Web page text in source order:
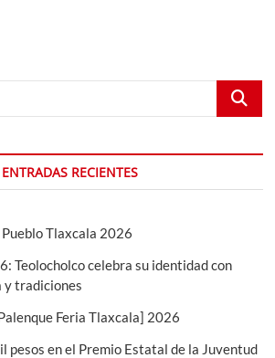
Buscar...
ENTRADAS RECIENTES
Tlaxcala 2026
Teolocholco celebra su identidad con
y tradiciones
Feria Tlaxcala] 2026
pesos en el Premio Estatal de la Juventud